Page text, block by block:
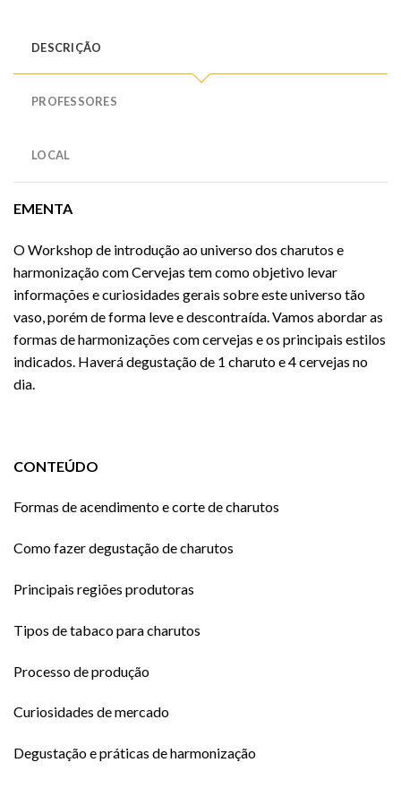
DESCRIÇÃO
PROFESSORES
LOCAL
EMENTA
O Workshop de introdução ao universo dos charutos e
harmonização com Cervejas tem como objetivo levar
informações e curiosidades gerais sobre este universo tão
vaso, porém de forma leve e descontraída. Vamos abordar as
formas de harmonizações com cervejas e os principais estilos
indicados. Haverá degustação de 1 charuto e 4 cervejas no
dia.
CONTEÚDO
Formas de acendimento e corte de charutos
Como fazer degustação de charutos
Principais regiões produtoras
Tipos de tabaco para charutos
Processo de produção
Curiosidades de mercado
Degustação e práticas de harmonização